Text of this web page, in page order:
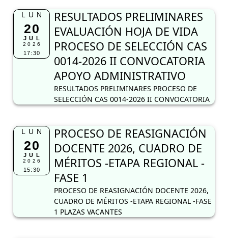
LUN
20
JUL
2026
17:30
RESULTADOS PRELIMINARES
EVALUACIÓN HOJA DE VIDA
PROCESO DE SELECCIÓN CAS
0014-2026 II CONVOCATORIA
APOYO ADMINISTRATIVO
RESULTADOS PRELIMINARES PROCESO DE
SELECCIÓN CAS 0014-2026 II CONVOCATORIA
LUN
20
JUL
2026
15:30
PROCESO DE REASIGNACIÓN
DOCENTE 2026, CUADRO DE
MÉRITOS -ETAPA REGIONAL -
FASE 1
PROCESO DE REASIGNACIÓN DOCENTE 2026,
CUADRO DE MÉRITOS -ETAPA REGIONAL -FASE
1 PLAZAS VACANTES